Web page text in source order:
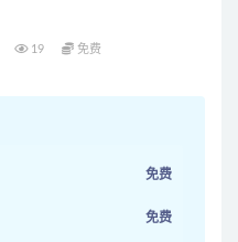
19 免费
免费
免费